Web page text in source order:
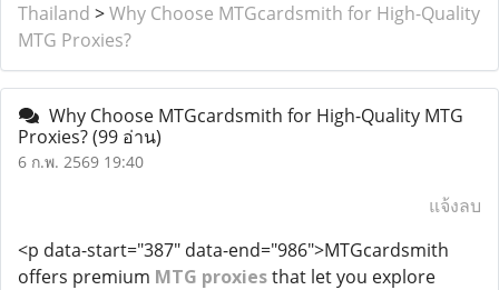
Thailand >Why Choose MTGcardsmith for High-Quality
MTG Proxies?
Why Choose MTGcardsmith for High-Quality MTG
Proxies?(99 อ่าน)
6 ก.พ. 2569 19:40
แจ้งลบ
<p data-start="387" data-end="986">MTGcardsmith
offers premium MTG proxiesthat let you explore